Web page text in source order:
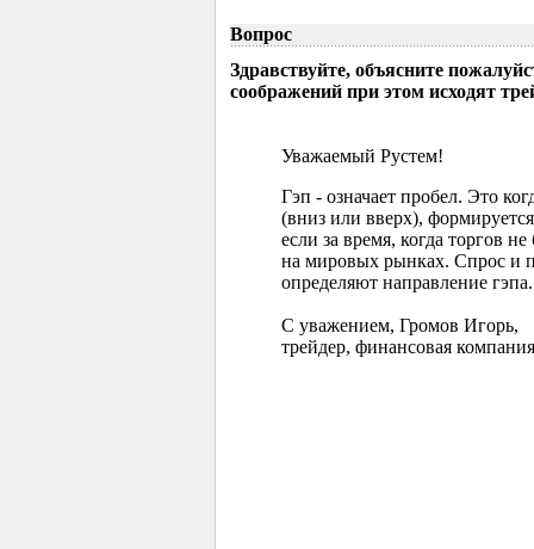
Вопрос
Здравствуйте, объясните
соображений при этом исходят
Уважаемый Рустем!
Гэп - означает пробел. Это
(вниз или вверх),
если за время, когда торгов
на мировых рынках. Спрос и
определяют направление гэпа.
С уважением, Громов Игорь,
трейдер, финансовая